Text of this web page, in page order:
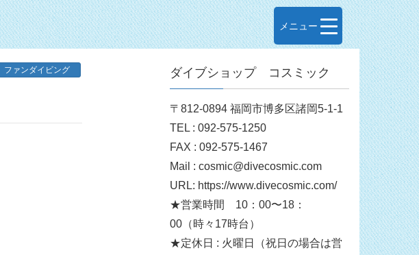
メニュー
ファンダイビング ダイブショップ コスミック
〒812-0894 福岡市博多区諸岡5-1-1
TEL : 092-575-1250
FAX : 092-575-1467
Mail : cosmic@divecosmic.com
URL: https://www.divecosmic.com/
★営業時間 10：00〜18：
00（時々17時台）
★定休日 : 火曜日（祝日の場合は営